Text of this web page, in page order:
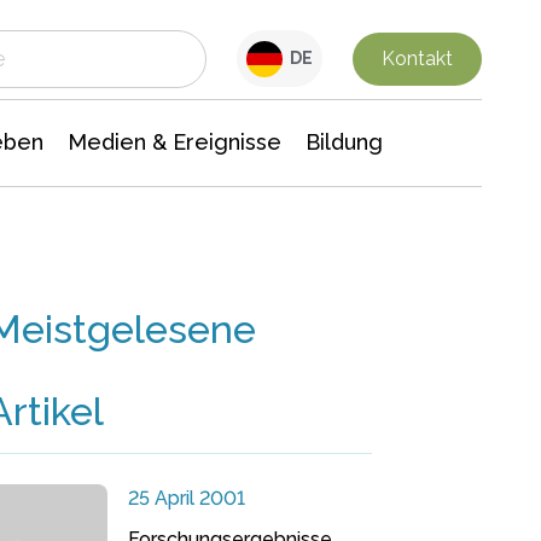
DE Kontakt
Medien & Ereignisse Bildung
25 April 2001